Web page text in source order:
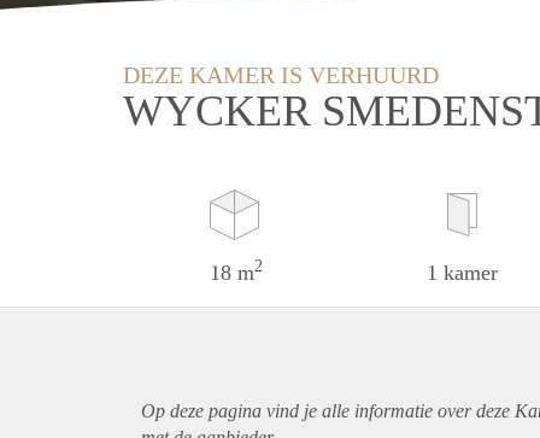
DEZE KAMER IS VERHUURD
WYCKER
18 m2 1 kamer
Op deze pagina vind je alle informatie over deze